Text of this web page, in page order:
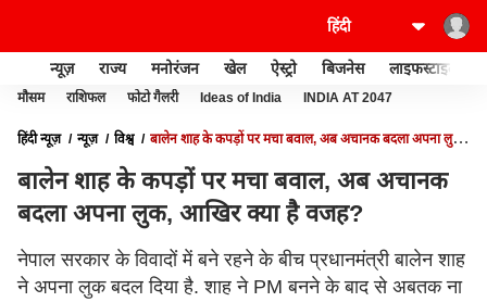
न्यूज़ राज्य मनोरंजन खेल ऐस्ट्रो बिजनेस लाइफस्टाइल
मौसम राशिफल फोटो गैलरी Ideas of India INDIA AT 2047
हिंदी न्यूज़ न्यूज़ विश्व
बालेन शाह के कपड़ों पर मचा बवाल, अब अचानक बदला अपना लुक,
बालेन शाह के कपड़ों पर मचा बवाल, अब अचानक
बदला अपना लुक, आखिर क्या है वजह?
नेपाल सरकार के विवादों में बने रहने के बीच प्रधानमंत्री बालेन शाह
ने अपना लुक बदल दिया है. शाह ने PM बनने के बाद से अबतक ना